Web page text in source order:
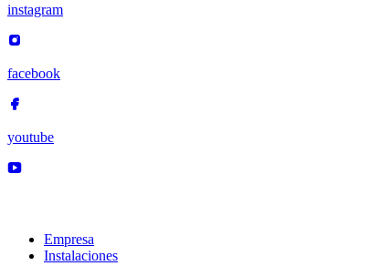
instagram
facebook
youtube
Empresa
Instalaciones